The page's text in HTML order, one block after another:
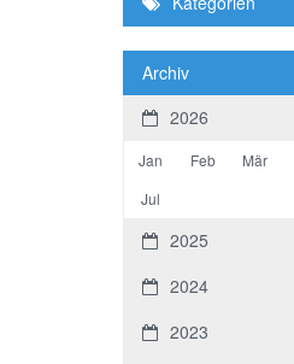
Archiv
2026
Jan Feb Mär
Jul
2025
2024
2023